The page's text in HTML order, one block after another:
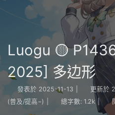
Luogu 🟡
2025] 多边形
發表於 2025-11-13 更新於
(普及/提高−)
總字數: 1.2k |